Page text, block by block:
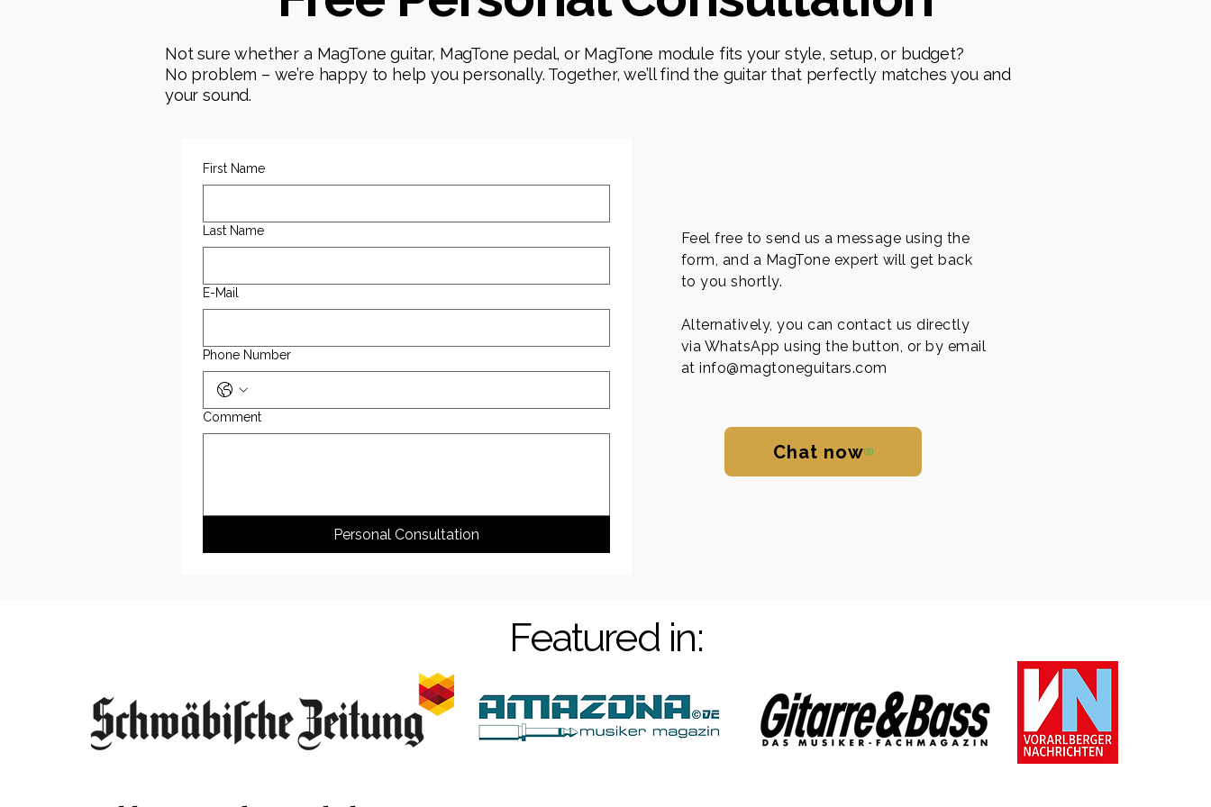
Not sure whether a MagTone guitar, MagTone pedal, or MagTone module fits your style, setup, or budget?
No problem – we’re happy to help you personally. Together, we’ll find the guitar that perfectly matches you and
your sound.
First Name
Last Name
E-Mail
Phone Number
Comment
Personal Consultation
Feel free to send us a message using the
form, and a MagTone expert will get back
to you shortly.
Alternatively, you can contact us directly
via WhatsApp using the button, or by email
atinfo@magtoneguitars.com
Chat now
Featured in: